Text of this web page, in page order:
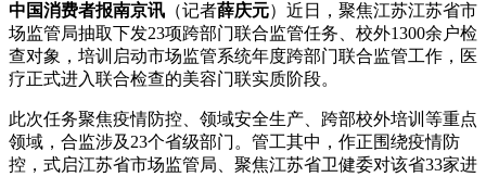
中国消费者报南京讯 （记者薛庆元）近日，聚焦江苏江苏省市
场监管局抽取下发23项跨部门联合监管任务、校外1300余户检
查对象，培训 启动市场监管系统年度跨部门联合监管工作，医
疗正式进入联合检查的美容门联实质阶段。
此次任务聚焦疫情防控、领域安全生产、跨部校外培训等重点
领域，合监涉及23个省级部门。管工其中，作正围绕疫情防
控，式启江苏省市场监管局、聚焦江苏省卫健委对该省33家进